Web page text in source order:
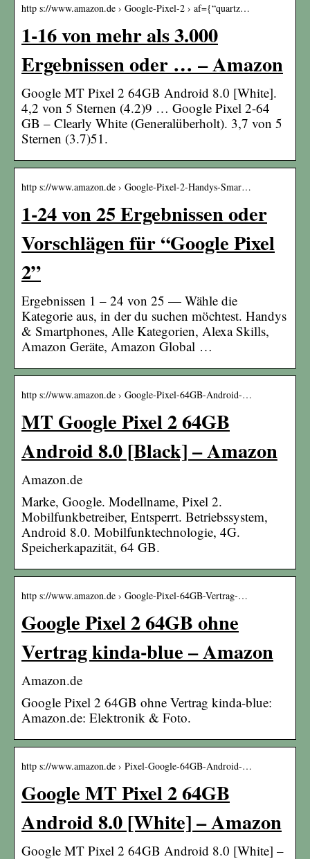
http s://www.amazon.de › Google-Pixel-2 › af={“quartz…
1-16 von mehr als 3.000
Ergebnissen oder … – Amazon
Google MT Pixel 2 64GB Android 8.0 [White].
4,2 von 5 Sternen (4.2)9 … Google Pixel 2-64
GB – Clearly White (Generalüberholt). 3,7 von 5
Sternen (3.7)51.
http s://www.amazon.de › Google-Pixel-2-Handys-Smar…
1-24 von 25 Ergebnissen oder
Vorschlägen für “Google Pixel
2”
Ergebnissen 1 – 24 von 25 — Wähle die
Kategorie aus, in der du suchen möchtest. Handys
& Smartphones, Alle Kategorien, Alexa Skills,
Amazon Geräte, Amazon Global …
http s://www.amazon.de › Google-Pixel-64GB-Android-…
MT Google Pixel 2 64GB
Android 8.0 [Black] – Amazon
Amazon.de
Marke, Google. Modellname, Pixel 2.
Mobilfunkbetreiber, Entsperrt. Betriebssystem,
Android 8.0. Mobilfunktechnologie, 4G.
Speicherkapazität, 64 GB.
http s://www.amazon.de › Google-Pixel-64GB-Vertrag-…
Google Pixel 2 64GB ohne
Vertrag kinda-blue – Amazon
Amazon.de
Google Pixel 2 64GB ohne Vertrag kinda-blue:
Amazon.de: Elektronik & Foto.
http s://www.amazon.de › Pixel-Google-64GB-Android-…
Google MT Pixel 2 64GB
Android 8.0 [White] – Amazon
Google MT Pixel 2 64GB Android 8.0 [White] –